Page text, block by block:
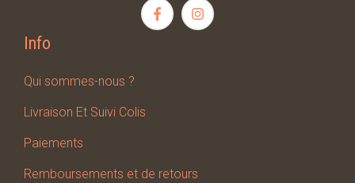
Info
Qui sommes-nous ?
Livraison Et Suivi Colis
Paiements
Remboursements et de retours